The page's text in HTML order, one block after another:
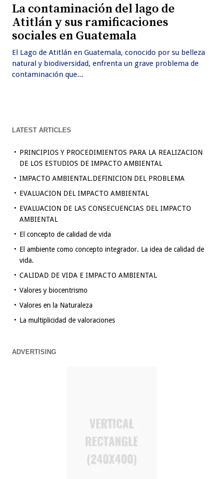
La contaminación del lago de
Atitlán y sus ramificaciones
sociales en Guatemala
El Lago de Atitlán en Guatemala, conocido por su belleza
natural y biodiversidad, enfrenta un grave problema de
contaminación que...
LATEST ARTICLES
PRINCIPIOS Y PROCEDIMIENTOS PARA LA REALIZACION
DE LOS ESTUDIOS DE IMPACTO AMBIENTAL
IMPACTO AMBIENTAL.DEFINICION DEL PROBLEMA
EVALUACION DEL IMPACTO AMBIENTAL
EVALUACION DE LAS CONSECUENCIAS DEL IMPACTO
AMBIENTAL
El concepto de calidad de vida
El ambiente como concepto integrador. La idea de calidad de
vida.
CALIDAD DE VIDA E IMPACTO AMBIENTAL
Valores y biocentrismo
Valores en la Naturaleza
La multiplicidad de valoraciones
ADVERTISING